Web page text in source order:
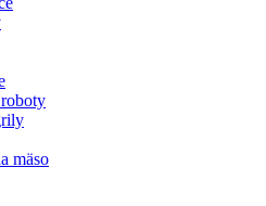
mäso